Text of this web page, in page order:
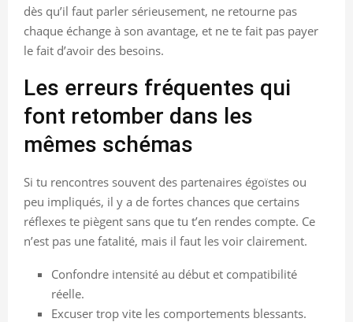
dès qu’il faut parler sérieusement, ne retourne pas
chaque échange à son avantage, et ne te fait pas payer
le fait d’avoir des besoins.
Les erreurs fréquentes qui
font retomber dans les
mêmes schémas
Si tu rencontres souvent des partenaires égoïstes ou
peu impliqués, il y a de fortes chances que certains
réflexes te piègent sans que tu t’en rendes compte. Ce
n’est pas une fatalité, mais il faut les voir clairement.
Confondre intensité au début et compatibilité
réelle.
Excuser trop vite les comportements blessants.